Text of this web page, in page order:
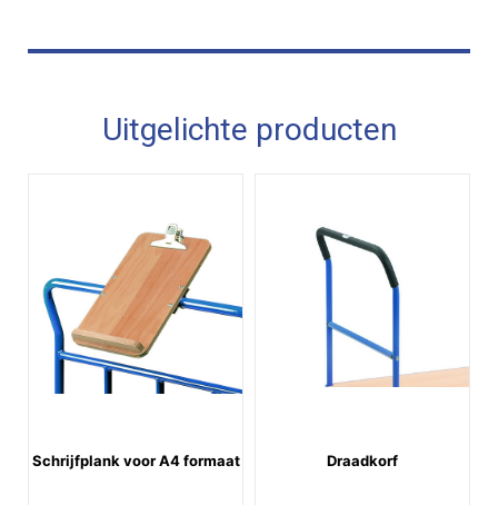
Uitgelichte producten
Schrijfplank voor A4 formaat Draadkorf